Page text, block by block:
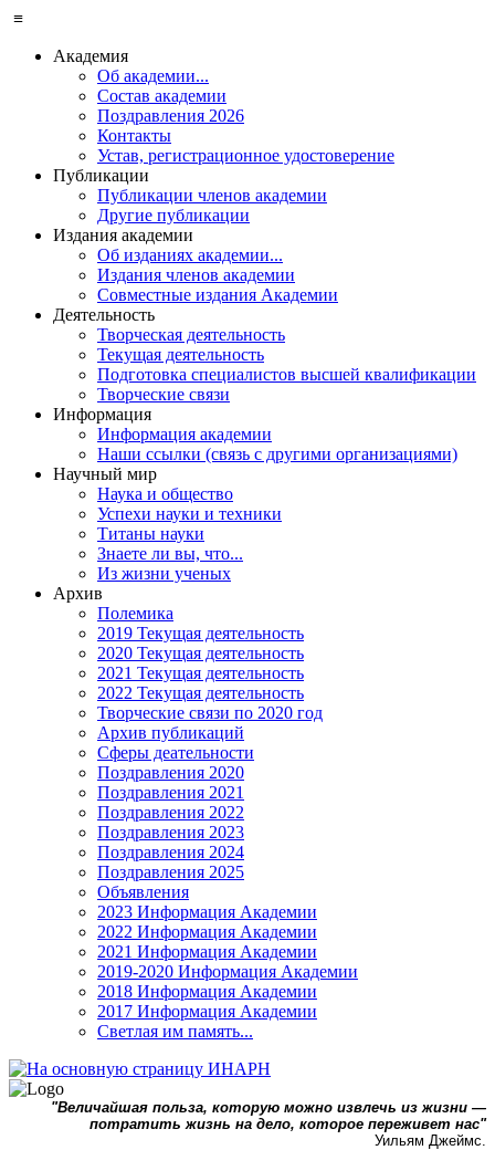
≡
Академия
Об академии...
Состав академии
Поздравления 2026
Контакты
Устав, регистрационное удостоверение
Публикации
Публикации членов академии
Другие публикации
Издания академии
Об изданиях академии...
Издания членов академии
Совместные издания Академии
Деятельность
Творческая деятельность
Текущая деятельность
Подготовка специалистов высшей квалификации
Творческие связи
Информация
Информация академии
Наши ссылки (связь с другими организациями)
Научный мир
Наука и общество
Успехи науки и техники
Титаны науки
Знаете ли вы, что...
Из жизни ученых
Архив
Полемика
2019 Текущая деятельность
2020 Текущая деятельность
2021 Текущая деятельность
2022 Текущая деятельность
Творческие связи по 2020 год
Архив публикаций
Сферы деательности
Поздравления 2020
Поздравления 2021
Поздравления 2022
Поздравления 2023
Поздравления 2024
Поздравления 2025
Объявления
2023 Информация Академии
2022 Информация Академии
2021 Информация Академии
2019-2020 Информация Академии
2018 Информация Академии
2017 Информация Академии
Светлая им память...
"Величайшая польза, которую можно извлечь из жизни —
потратить жизнь на дело, которое переживет нас"
Уильям Джеймс.